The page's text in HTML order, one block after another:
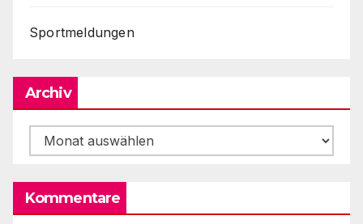
Sportmeldungen
Archiv
Archiv
Kommentare